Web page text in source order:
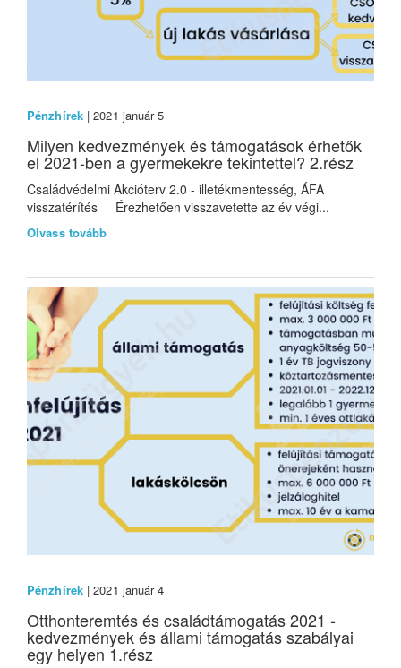
Pénzhírek| 2021 január 5
Milyen kedvezmények és támogatások érhetők
el 2021-ben a gyermekekre tekintettel? 2.rész
Családvédelmi Akcióterv 2.0 - illetékmentesség, ÁFA
visszatérítés Érezhetően visszavetette az év végi...
Olvass tovább
Pénzhírek| 2021 január 4
Otthonteremtés és családtámogatás 2021 -
kedvezmények és állami támogatás szabályai
egy helyen 1.rész